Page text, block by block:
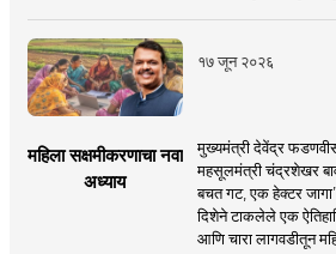
१७ जून २०२६
महिला सक्षमीकरणाचा नवा
अध्याय
मुख्यमंत्री देवेंद्र फडणवीस
महसूलमंत्री चंद्रशेखर
बचत गट, एक हेक्टर जागा’
दिशेने टाकलेले एक
आणि चारा लागवडीतून